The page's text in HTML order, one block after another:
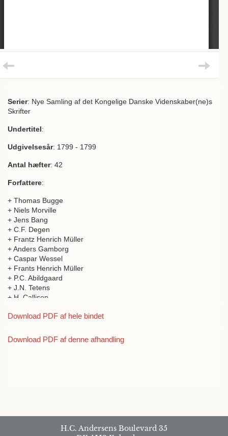
Serier: Nye Samling af det Kongelige Danske Videnskaber(ne)s
Skrifter
Undertitel:
Udgivelsesår: 1799 - 1799
Antal hæfter: 42
Forfattere:
+ Thomas Bugge
+ Niels Morville
+ Jens Bang
+ C.F. Degen
+ Frantz Henrich Müller
+ Anders Gamborg
+ Caspar Wessel
+ Frants Henrich Müller
+ P.C. Abildgaard
+ J.N. Tetens
+ H. Callisen
+ Matthias Saxtorph
+ C.C. Lous
+ Adam Wilhelm von Hauch
Download PDF af hele bindet
Download PDF af denne afhandling
H.C. Andersens Boulevard 35